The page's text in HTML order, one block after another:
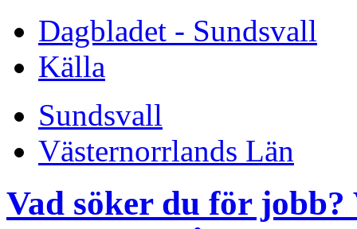
Dagbladet - Sundsvall
Källa
Sundsvall
Västernorrlands Län
Vad söker du för